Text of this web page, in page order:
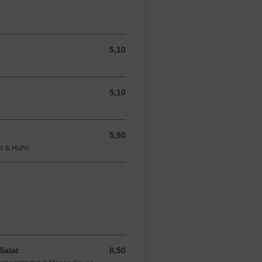
5,10
5,10 EUR
5,10
5,10 EUR
5,90
5,90 EUR
& Huhn
8,50
8,50 EUR